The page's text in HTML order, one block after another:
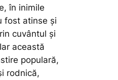
în inimile
fost atinse și
cuvântul și
această
populară,
rodnică,